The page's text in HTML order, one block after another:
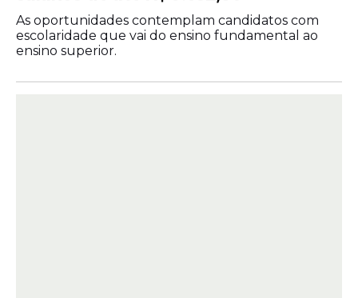
As oportunidades contemplam candidatos com
escolaridade que vai do ensino fundamental ao
ensino superior.